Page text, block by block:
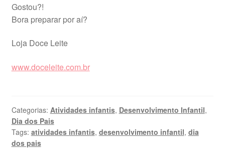
Gostou?!
Bora preparar por aí?
Loja Doce Leite
www.doceleite.com.br
Categorias: Atividades infantis, Desenvolvimento Infantil,
Dia dos Pais
Tags: atividades infantis, desenvolvimento infantil, dia
dos pais